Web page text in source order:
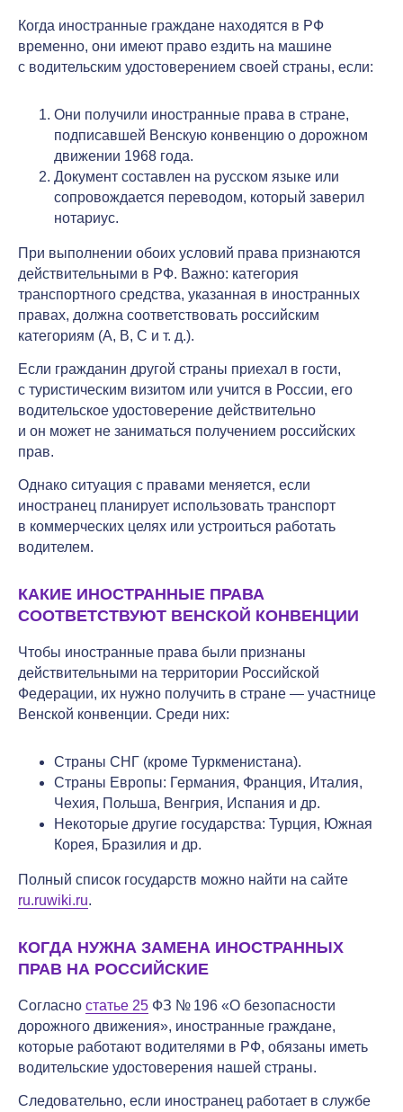
Когда иностранные граждане находятся в РФ
временно, они имеют право ездить на машине
с водительским удостоверением своей страны, если:
Они получили иностранные права в стране,
подписавшей Венскую конвенцию о дорожном
движении 1968 года.
Документ составлен на русском языке или
сопровождается переводом, который заверил
нотариус.
При выполнении обоих условий права признаются
действительными в РФ. Важно: категория
транспортного средства, указанная в иностранных
правах, должна соответствовать российским
категориям (A, B, C и т. д.).
Если гражданин другой страны приехал в гости,
с туристическим визитом или учится в России, его
водительское удостоверение действительно
и он может не заниматься получением российских
прав.
Однако ситуация с правами меняется, если
иностранец планирует использовать транспорт
в коммерческих целях или устроиться работать
водителем.
КАКИЕ ИНОСТРАННЫЕ ПРАВА
СООТВЕТСТВУЮТ ВЕНСКОЙ КОНВЕНЦИИ
Чтобы иностранные права были признаны
действительными на территории Российской
Федерации, их нужно получить в стране — участнице
Венской конвенции. Среди них:
Страны СНГ (кроме Туркменистана).
Страны Европы: Германия, Франция, Италия,
Чехия, Польша, Венгрия, Испания и др.
Некоторые другие государства: Турция, Южная
Корея, Бразилия и др.
Полный список государств можно найти на сайте
ru.ruwiki.ru.
КОГДА НУЖНА ЗАМЕНА ИНОСТРАННЫХ
ПРАВ НА РОССИЙСКИЕ
Согласно статье 25 ФЗ № 196 «О безопасности
дорожного движения», иностранные граждане,
которые работают водителями в РФ, обязаны иметь
водительские удостоверения нашей страны.
Следовательно, если иностранец работает в службе